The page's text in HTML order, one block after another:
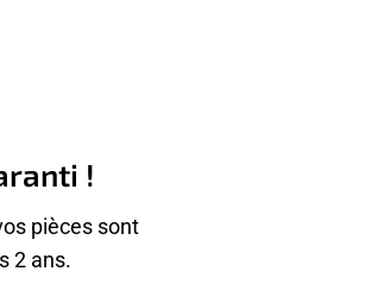
!
pièces sont
2 ans.